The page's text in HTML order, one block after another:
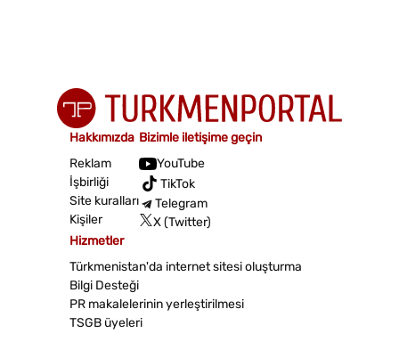
Hakkımızda
Reklam
İşbirliği
Site kuralları
Kişiler
Bizimle iletişime geçin
YouTube
TikTok
Telegram
X (Twitter)
Hizmetler
Türkmenistan'da internet sitesi oluşturma
Bilgi Desteği
PR makalelerinin yerleştirilmesi
TSGB üyeleri